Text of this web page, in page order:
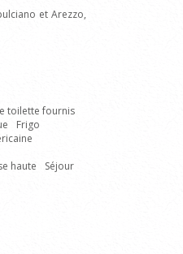
et Arezzo,
toilette fournis
Frigo
haute
Séjour